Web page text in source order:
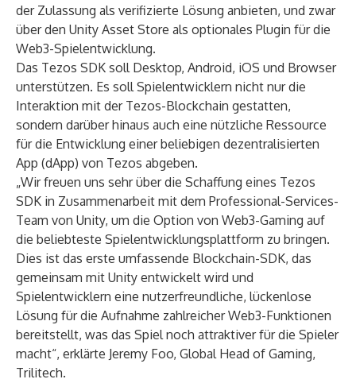
der Zulassung als verifizierte Lösung anbieten, und zwar
über den Unity Asset Store als optionales Plugin für die
Web3-Spielentwicklung.
Das Tezos SDK soll Desktop, Android, iOS und Browser
unterstützen. Es soll Spielentwicklern nicht nur die
Interaktion mit der Tezos-Blockchain gestatten,
sondern darüber hinaus auch eine nützliche Ressource
für die Entwicklung einer beliebigen dezentralisierten
App (dApp) von Tezos abgeben.
„Wir freuen uns sehr über die Schaffung eines Tezos
SDK in Zusammenarbeit mit dem Professional-Services-
Team von Unity, um die Option von Web3-Gaming auf
die beliebteste Spielentwicklungsplattform zu bringen.
Dies ist das erste umfassende Blockchain-SDK, das
gemeinsam mit Unity entwickelt wird und
Spielentwicklern eine nutzerfreundliche, lückenlose
Lösung für die Aufnahme zahlreicher Web3-Funktionen
bereitstellt, was das Spiel noch attraktiver für die Spieler
macht“, erklärte Jeremy Foo, Global Head of Gaming,
Trilitech.